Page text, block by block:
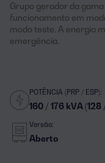
Grupo gerador da
funcionamento em
modo teste. A energia
emergência.
POTÊNCIA (PRP / ESP):
160 / 176 kVA (128
Versão:
Aberto